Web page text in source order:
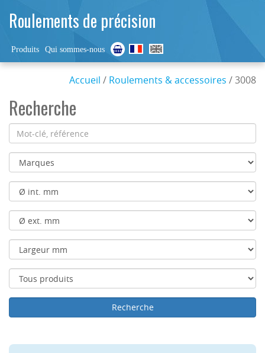
Roulements de précision
Produits Qui sommes-nous
Accueil / Roulements & accessoires / 3008
Recherche